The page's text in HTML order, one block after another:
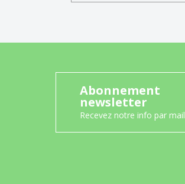
Abonnement
newsletter
Recevez notre info par mail